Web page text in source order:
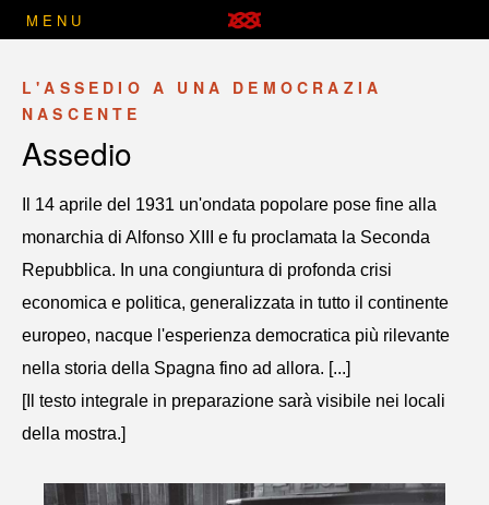
MENU
L'ASSEDIO A UNA DEMOCRAZIA
NASCENTE
Assedio
Il 14 aprile del 1931 un'ondata popolare pose fine alla
monarchia di Alfonso XIII e fu proclamata la Seconda
Repubblica. In una congiuntura di profonda crisi
economica e politica, generalizzata in tutto il continente
europeo, nacque l'esperienza democratica più rilevante
nella storia della Spagna fino ad allora. [...]
[Il testo integrale in preparazione sarà visibile nei locali
della mostra.]